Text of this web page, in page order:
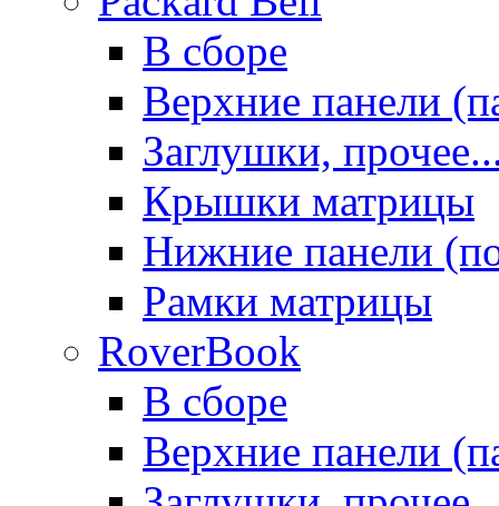
В сборе
Верхние панели
Заглушки,
Крышки матрицы
Нижние панели
Рамки матрицы
RoverBook
В сборе
Верхние панели